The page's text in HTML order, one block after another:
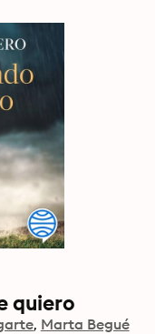
quiero
Marta Begué